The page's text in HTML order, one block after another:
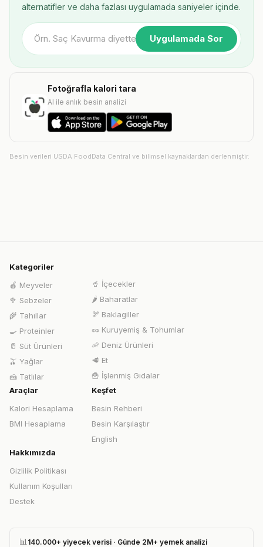
alternatifler ve daha fazlası uygulamada saniyeler içinde.
Uygulamada Sor
Fotoğrafla kalori tara
AI ile anlık besin analizi
Besin verileri USDA FoodData Central ve bilimsel kaynaklardan derlenmiştir.
Kategoriler
🍎 Meyveler
🥦 Sebzeler
🌾 Tahıllar
🍳 Proteinler
🥛 Süt Ürünleri
🫒 Yağlar
🍰 Tatlılar
🥤 İçecekler
🌶️ Baharatlar
🫘 Baklagiller
🥜 Kuruyemiş & Tohumlar
🦐 Deniz Ürünleri
🥩 Et
🍟 İşlenmiş Gıdalar
Araçlar
Kalori Hesaplama
BMI Hesaplama
Keşfet
Besin Rehberi
Besin Karşılaştır
English
Hakkımızda
Gizlilik Politikası
Kullanım Koşulları
Destek
📊 140.000+ yiyecek verisi · Günde 2M+ yemek analizi